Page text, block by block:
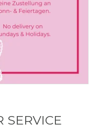
SERVICE